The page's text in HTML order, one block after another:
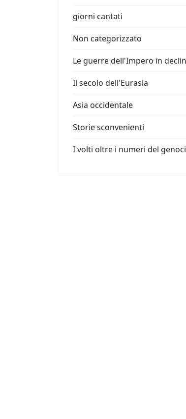
giorni cantati
Non categorizzato
Le guerre dell'Impero in
Il secolo dell'Eurasia
Asia occidentale
Storie sconvenienti
I volti oltre i numeri del